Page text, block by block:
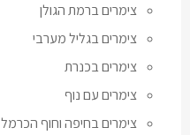
צימרים ברמת הגולן
צימרים בגליל מערבי
צימרים בכנרת
צימרים עם נוף
צימרים בחיפה וחוף הכרמל